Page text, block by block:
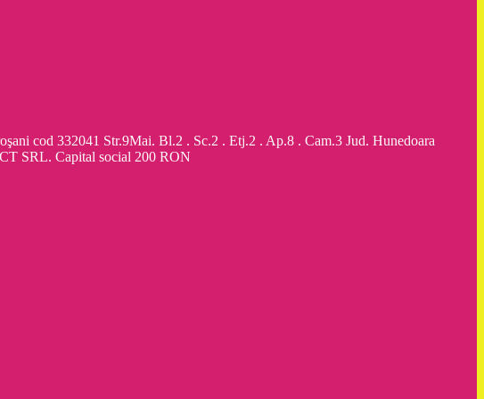
cod 332041 Str.9Mai. Bl.2 . Sc.2 . Etj.2 . Ap.8 . Cam.3 Jud. Hunedoara
SRL. Capital social 200 RON